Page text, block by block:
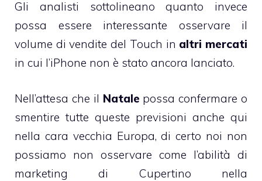
Gli analisti sottolineano quanto invece
possa essere interessante osservare il
volume di vendite del Touch in altri mercati
in cui l’iPhone non è stato ancora lanciato.
Nell’attesa che il Natale possa confermare o
smentire tutte queste previsioni anche qui
nella cara vecchia Europa, di certo noi non
possiamo non osservare come l’abilità di
marketing di Cupertino nella